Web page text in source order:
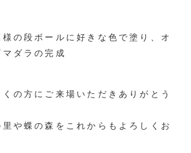
の段ボールに好きな色で塗り、オ
ダラの完成
の方にご来場いただきありがとう
や蝶の森をこれからもよろしくお